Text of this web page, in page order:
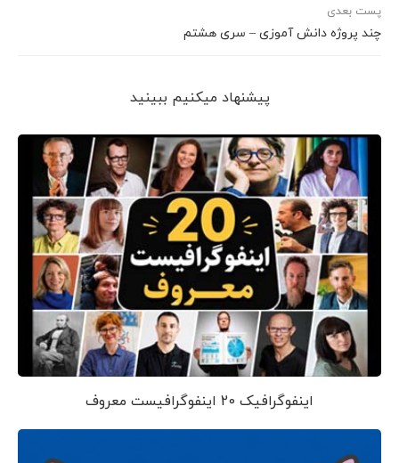
پست بعدی
چند پروژه دانش آموزی – سری هشتم
پیشنهاد می‎کنیم ببینید
اینفوگرافیک 20 اینفوگرافیست معروف